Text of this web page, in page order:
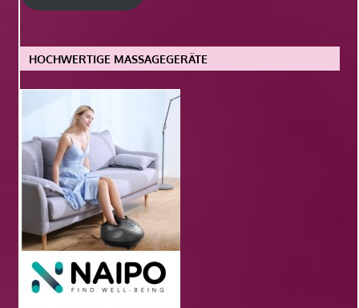
HOCHWERTIGE MASSAGEGERÄTE